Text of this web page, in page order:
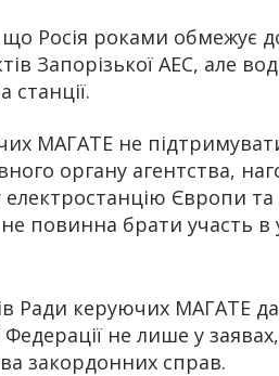
Росія роками обмежує
Запорізької АЕС, але
станції.
МАГАТЕ не
органу агентства,
Європи та
не повинна брати участь
Ради керуючих МАГАТЕ
Федерації не лише у
закордонних справ.